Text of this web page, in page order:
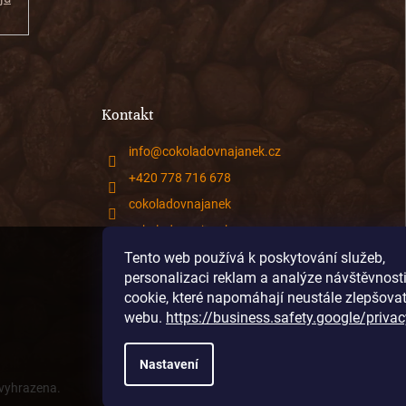
Tento web používá k poskytování služeb,
personalizaci reklam a analýze
cookie, které napomáhají neustále
webu. https://business.safety.google/
Nastavení
Kontakt
info@cokoladovnajanek.cz
+420 778 716 678
cokoladovnajanek
cokoladovnajanek
@janek_chocolate